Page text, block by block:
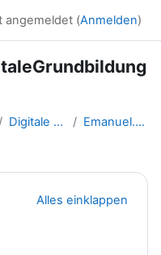
angemeldet (Anmelden)
Digitale Grundbildung - SS 2021 Emanuel.Hofmann.DigitaleGrundb...
Alles einklappen